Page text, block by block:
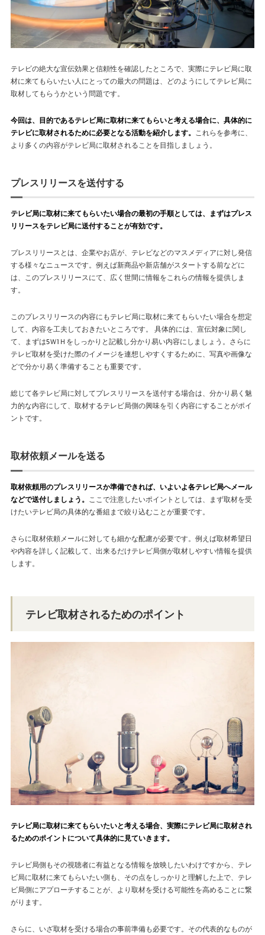
テレビの絶大な宣伝効果と信頼性を確認したところで、実際にテレビ局に取
材に来てもらいたい人にとっての最大の問題は、どのようにしてテレビ局に
取材してもらうかという問題です。
今回は、目的であるテレビ局に取材に来てもらいと考える場合に、具体的に
テレビに取材されるために必要となる活動を紹介します。
これらを参考に、
より多くの内容がテレビ局に取材されることを目指しましょう。
プレスリリースを送付する
テレビ局に取材に来てもらいたい場合の最初の手順としては、まずはプレス
リリースをテレビ局に送付することが有効です。
プレスリリースとは、企業やお店が、テレビなどのマスメディアに対し発信
する様々なニュースです。例えば新商品や新店舗がスタートする前などに
は、このプレスリリースにて、広く世間に情報をこれらの情報を提供しま
す。
このプレスリリースの内容にもテレビ局に取材に来てもらいたい場合を想定
して、内容を工夫しておきたいところです。 具体的には、宣伝対象に関し
て、まずは5Ｗ1Ｈをしっかりと記載し分かり易い内容にしましょう。さらに
テレビ取材を受けた際のイメージを連想しやすくするために、写真や画像な
どで分かり易く準備することも重要です。
総じて各テレビ局に対してプレスリリースを送付する場合は、分かり易く魅
力的な内容にして、取材するテレビ局側の興味を引く内容にすることがポイ
ントです。
取材依頼メールを送る
取材依頼用のプレスリリースか準備できれば、いよいよ各テレビ局へメール
などで送付しましょう。 ここで注意したいポイントとしては、まず取材を受
けたいテレビ局の具体的な番組まで絞り込むことが重要です。
さらに取材依頼メールに対しても細かな配慮が必要です。例えば取材希望日
や内容を詳しく記載して、出来るだけテレビ局側が取材しやすい情報を提供
します。
テレビ取材されるためのポイント
テレビ局に取材に来てもらいたいと考える場合、実際にテレビ局に取材され
るためのポイントについて具体的に見ていきます。
テレビ局側もその視聴者に有益となる情報を放映したいわけですから、テレ
ビ局に取材に来てもらいたい側も、その点をしっかりと理解した上で、テレ
ビ局側にアプローチすることが、より取材を受ける可能性を高めることに繋
がります。
さらに、いざ取材を受ける場合の事前準備も必要です。その代表的なものが